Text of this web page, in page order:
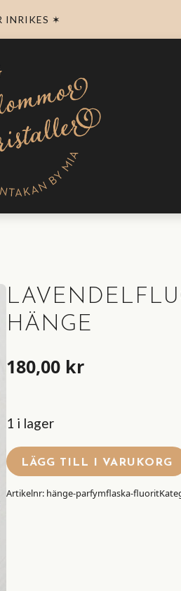
INRIKES ✶
HÄNGE
180,00 kr
1 i lager
LÄGG TILL I VARUKORG
Artikelnr: hänge-parfymflaska-fluorit